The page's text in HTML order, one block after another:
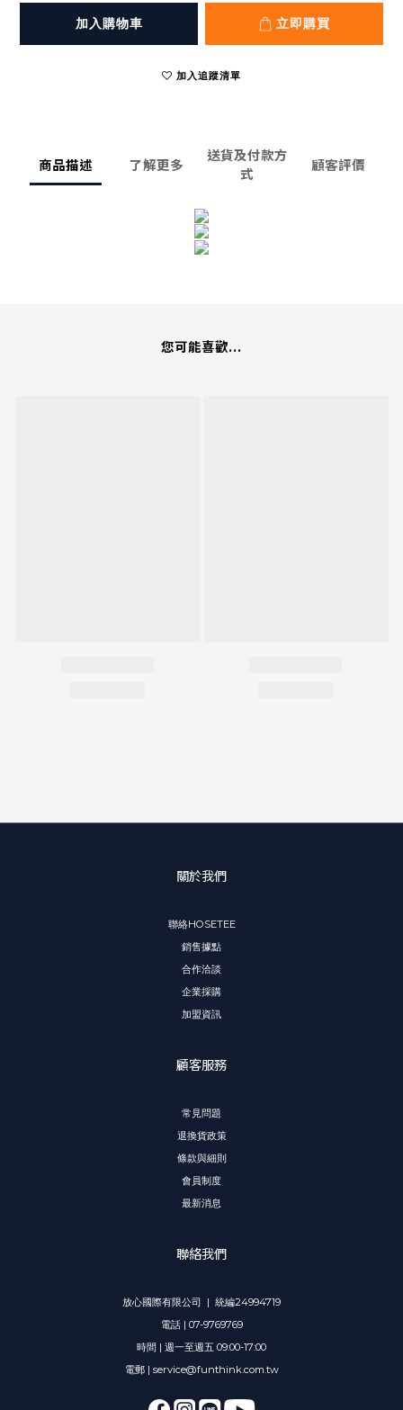
加入購物車 立即購買
加入追蹤清單
商品描述 了解更多
送貨及付款方
式
顧客評價
您可能喜歡...
關於我們
聯絡HOSETEE
銷售據點
合作洽談
企業採購
加盟資訊
顧客服務
常見問題
退換貨政策
條款與細則
會員制度
最新消息
聯絡我們
放心國際有限公司 | 統編24994719
電話 | 07-9769769
時間 | 週一至週五 09:00-17:00
電郵 | service@funthink.com.tw